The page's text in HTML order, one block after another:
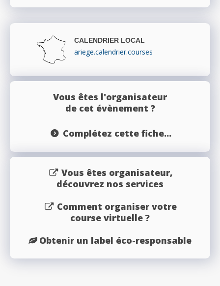
CALENDRIER LOCAL
ariege.calendrier.courses
Vous êtes l'organisateur
de cet évènement ?
Complétez cette fiche...
Vous êtes organisateur,
découvrez nos services
Comment organiser votre
course virtuelle ?
Obtenir un label éco-responsable